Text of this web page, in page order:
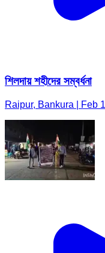
শিলদায় শহীদের সম্বর্ধনা
Raipur, Bankura | Feb